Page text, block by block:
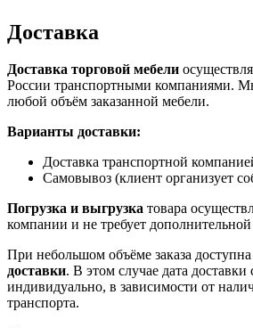
Доставка
Доставка торговой мебели
России транспортными компаниями.
любой объём заказанной мебели.
Варианты доставки:
Доставка транспортной
Самовывоз (клиент организует
Погрузка и выгрузка товара
компании и не требует
При небольшом объёме заказа доступна
доставки. В этом случае дата доставки
индивидуально, в зависимости от
транспорта.